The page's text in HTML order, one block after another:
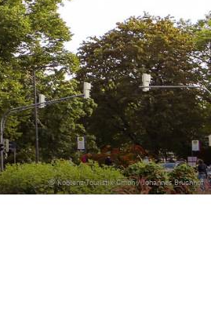
© Koblenz-Touristik Gmbh / Johannes Bruchhof